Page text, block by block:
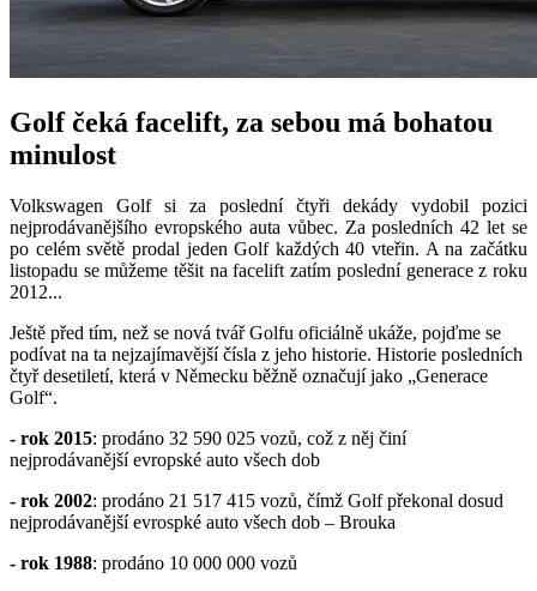
Golf čeká facelift, za sebou má bohatou
minulost
Volkswagen Golf si za poslední čtyři dekády vydobil pozici
nejprodávanějšího evropského auta vůbec. Za posledních 42 let se
po celém světě prodal jeden Golf každých 40 vteřin. A na začátku
listopadu se můžeme těšit na facelift zatím poslední generace z roku
2012...
Ještě před tím, než se nová tvář Golfu oficiálně ukáže, pojďme se
podívat na ta nejzajímavější čísla z jeho historie. Historie posledních
čtyř desetiletí, která v Německu běžně označují jako „Generace
Golf“.
- rok 2015: prodáno 32 590 025 vozů, což z něj činí
nejprodávanější evropské auto všech dob
- rok 2002: prodáno 21 517 415 vozů, čímž Golf překonal dosud
nejprodávanější evrospké auto všech dob – Brouka
- rok 1988: prodáno 10 000 000 vozů